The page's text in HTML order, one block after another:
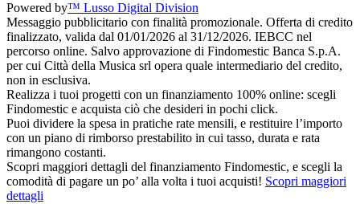
Powered by™ Lusso Digital Division
Messaggio pubblicitario con finalità promozionale. Offerta di credito
finalizzato, valida dal 01/01/2026 al 31/12/2026. IEBCC nel
percorso online. Salvo approvazione di Findomestic Banca S.p.A.
per cui Città della Musica srl opera quale intermediario del credito,
non in esclusiva.
Realizza i tuoi progetti con un finanziamento 100% online: scegli
Findomestic e acquista ciò che desideri in pochi click.
Puoi dividere la spesa in pratiche rate mensili, e restituire l’importo
con un piano di rimborso prestabilito in cui tasso, durata e rata
rimangono costanti.
Scopri maggiori dettagli del finanziamento Findomestic, e scegli la
comodità di pagare un po’ alla volta i tuoi acquisti! Scopri maggiori
dettagli